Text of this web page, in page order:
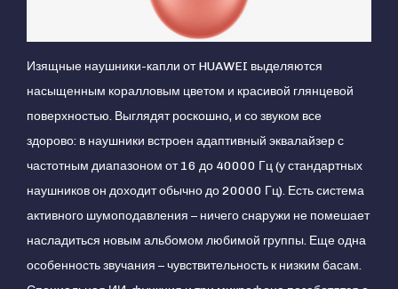
Изящные наушники-капли от HUAWEI выделяются
насыщенным коралловым цветом и красивой глянцевой
поверхностью. Выглядят роскошно, и со звуком все
здорово: в наушники встроен адаптивный эквалайзер с
частотным диапазоном от 16 до 40000 Гц (у стандартных
наушников он доходит обычно до 20000 Гц). Есть система
активного шумоподавления – ничего снаружи не помешает
насладиться новым альбомом любимой группы. Еще одна
особенность звучания – чувствительность к низким басам.